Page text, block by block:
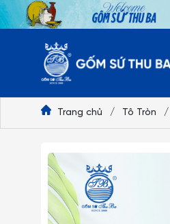
Trang chủ / Tô Tròn /